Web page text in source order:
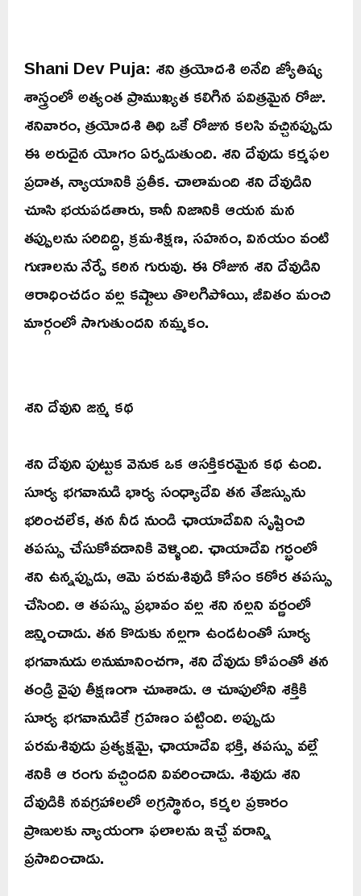
Shani Dev Puja: శని త్రయోదశి అనేది జ్యోతిష్య
శాస్త్రంలో అత్యంత ప్రాముఖ్యత కలిగిన పవిత్రమైన రోజు.
శనివారం, త్రయోదశి తిథి ఒకే రోజున కలసి వచ్చినప్పుడు
ఈ అరుదైన యోగం ఏర్పడుతుంది. శని దేవుడు కర్మఫల
ప్రదాత, న్యాయానికి ప్రతీక. చాలామంది శని దేవుడిని
చూసి భయపడతారు, కానీ నిజానికి ఆయన మన
తప్పులను సరిదిద్ది, క్రమశిక్షణ, సహనం, వినయం వంటి
గుణాలను నేర్పే కఠిన గురువు. ఈ రోజున శని దేవుడిని
ఆరాధించడం వల్ల కష్టాలు తొలగిపోయి, జీవితం మంచి
మార్గంలో సాగుతుందని నమ్మకం.
శని దేవుని జన్మ కథ
శని దేవుని పుట్టుక వెనుక ఒక ఆసక్తికరమైన కథ ఉంది.
సూర్య భగవానుడి భార్య సంధ్యాదేవి తన తేజస్సును
భరించలేక, తన నీడ నుండి ఛాయాదేవిని సృష్టించి
తపస్సు చేసుకోవడానికి వెళ్ళింది. ఛాయాదేవి గర్భంలో
శని ఉన్నప్పుడు, ఆమె పరమశివుడి కోసం కఠోర తపస్సు
చేసింది. ఆ తపస్సు ప్రభావం వల్ల శని నల్లని వర్ణంలో
జన్మించాడు. తన కొడుకు నల్లగా ఉండటంతో సూర్య
భగవానుడు అనుమానించగా, శని దేవుడు కోపంతో తన
తండ్రి వైపు తీక్షణంగా చూశాడు. ఆ చూపులోని శక్తికి
సూర్య భగవానుడికే గ్రహణం పట్టింది. అప్పుడు
పరమశివుడు ప్రత్యక్షమై, ఛాయాదేవి భక్తి, తపస్సు వల్లే
శనికి ఆ రంగు వచ్చిందని వివరించాడు. శివుడు శని
దేవుడికి నవగ్రహాలలో అగ్రస్థానం, కర్మల ప్రకారం
ప్రాణులకు న్యాయంగా ఫలాలను ఇచ్చే వరాన్ని
ప్రసాదించాడు.